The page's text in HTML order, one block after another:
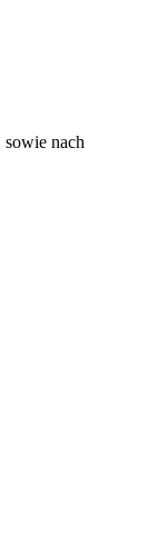
nach